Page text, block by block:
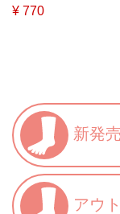
¥ 770
新発売
アウ